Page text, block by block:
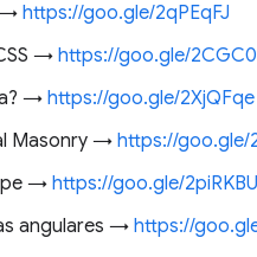
→ https://goo.gle/2qPEqFJ
→ https://goo.gle/
→ https://goo.gle/2XjQFqe
Masonry → https://goo.gle/
→ https://goo.gle/2piRKBU
angulares →https://